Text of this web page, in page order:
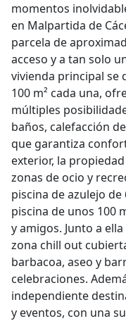
momentos
en Malpartida de
parcela de
acceso y a tan solo
vivienda principal se
100 m² cada una,
múltiples
baños, calefacción
que garantiza
exterior, la
zonas de ocio y
piscina de azulejo
piscina de unos 100
y amigos. Junto a
zona chill out
barbacoa, aseo y
celebraciones.
independiente
y eventos, con una